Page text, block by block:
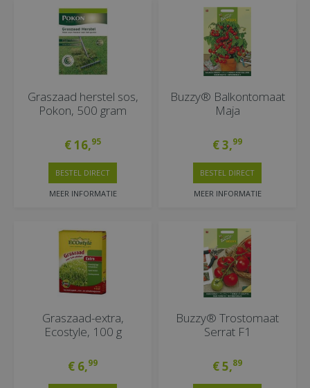
Graszaad herstel sos,
Pokon, 500 gram
€16,95
MEER INFORMATIE
BESTEL DIRECT
Buzzy® Balkontomaat
Maja
€3,99
MEER INFORMATIE
BESTEL DIRECT
Graszaad-extra,
Ecostyle, 100 g
€ 6,99
Buzzy® Trostomaat
Serrat F1
€5,89